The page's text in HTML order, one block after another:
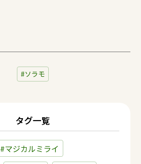
ソラモ
タグ一覧
#マジカルミライ